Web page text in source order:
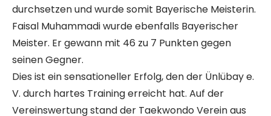
durchsetzen und wurde somit Bayerische Meisterin.
Faisal Muhammadi wurde ebenfalls Bayerischer
Meister. Er gewann mit 46 zu 7 Punkten gegen
seinen Gegner.
Dies ist ein sensationeller Erfolg, den der Ünlübay e.
V. durch hartes Training erreicht hat. Auf der
Vereinswertung stand der Taekwondo Verein aus